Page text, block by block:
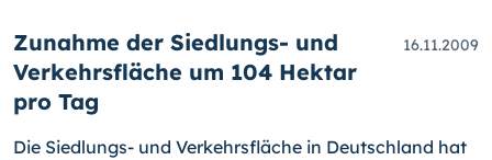
Zunahme der Siedlungs- und
Verkehrsfläche um 104 Hektar
pro Tag
16.11.2009
Die Siedlungs- und Verkehrsfläche in Deutschland hat